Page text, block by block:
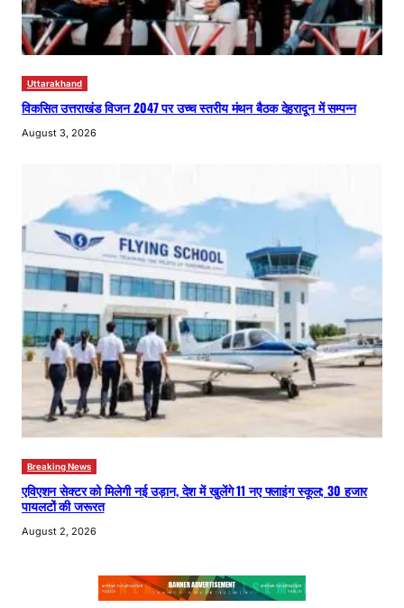
Uttarakhand
विकसित उत्तराखंड विजन 2047 पर उच्च स्तरीय मंथन बैठक देहरादून में सम्पन्न
August 3, 2026
Breaking News
एविएशन सेक्टर को मिलेगी नई उड़ान, देश में खुलेंगे 11 नए फ्लाइंग स्कूल; 30 हजार
पायलटों की जरूरत
August 2, 2026